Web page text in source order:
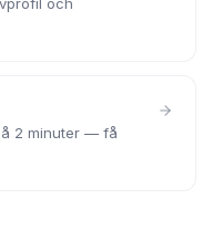
2 minuter — få